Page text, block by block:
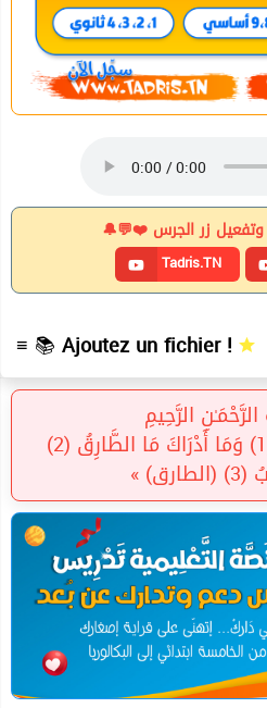
وتفعيل زر الجرس ❤️💬🔔
Tadris.TN
≡ 📚 Ajoutez un fichier !
الرَّحِيمِ
« وَالسَّمَاءِ وَالطَّارِقِ (1) وَمَا أَدْرَاكَ مَا الطَّارِقُ (2)
»